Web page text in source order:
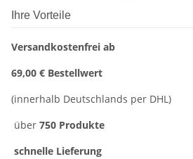
Ihre Vorteile
Versandkostenfrei ab
69,00 € Bestellwert
(innerhalb Deutschlands per DHL)
über 750 Produkte
schnelle Lieferung